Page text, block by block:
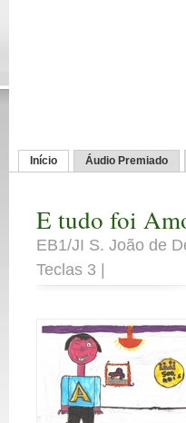
Início Áudio Premiado
E tudo foi
EB1/JI S. João de
Teclas 3 |